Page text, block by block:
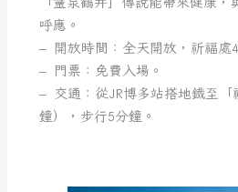
呼應。
– 開放時間：全天開放，祈福處
– 門票：免費入場。
– 交通：從JR博多站搭地鐵至「
鐘），步行5分鐘。